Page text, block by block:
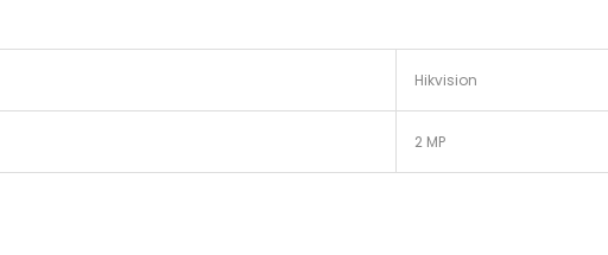
Hikvision
2 MP